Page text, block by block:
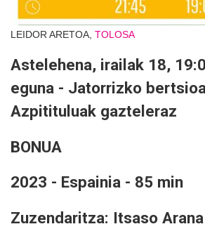
LEIDOR ARETOA, TOLOSA
Astelehena, irailak 18,
eguna - Jatorrizko
Azpitituluak gazteleraz
BONUA
2023 - Espainia - 85 min
Zuzendaritza: Itsaso Arana